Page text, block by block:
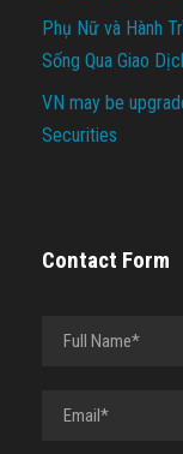
Phụ Nữ và Hành
Sống Qua Giao
VN may be
Securities
Contact Form